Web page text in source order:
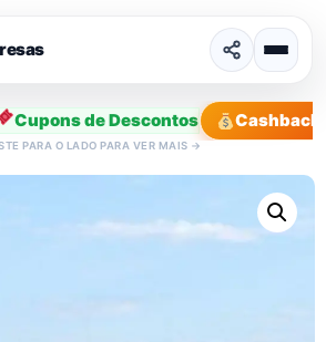
Cupons de Descontos Cashback
PARA O LADO PARA VER MAIS →